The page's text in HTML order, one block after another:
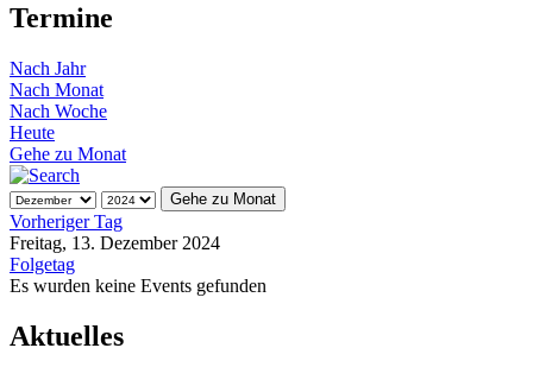
Termine
Nach Jahr
Nach Monat
Nach Woche
Heute
Gehe zu Monat
Gehe zu Monat
Vorheriger Tag
Freitag, 13. Dezember 2024
Folgetag
Es wurden keine Events gefunden
Aktuelles